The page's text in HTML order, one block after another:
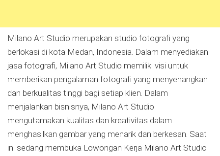
Milano Art Studio merupakan studio fotografi yang
berlokasi di kota Medan, Indonesia. Dalam menyediakan
jasa fotografi, Milano Art Studio memiliki visi untuk
memberikan pengalaman fotografi yang menyenangkan
dan berkualitas tinggi bagi setiap klien. Dalam
menjalankan bisnisnya, Milano Art Studio
mengutamakan kualitas dan kreativitas dalam
menghasilkan gambar yang menarik dan berkesan. Saat
ini sedang membuka Lowongan Kerja Milano Art Studio